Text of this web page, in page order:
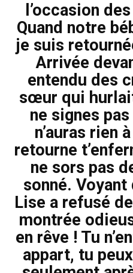
l’occasion
Quand notre
je suis
Arrivée
entendu des
sœur qui
ne signes
n’auras rien
retourne
ne sors pas
sonné. Voyant
Lise a refusé
montrée
en rêve ! Tu
appart, tu